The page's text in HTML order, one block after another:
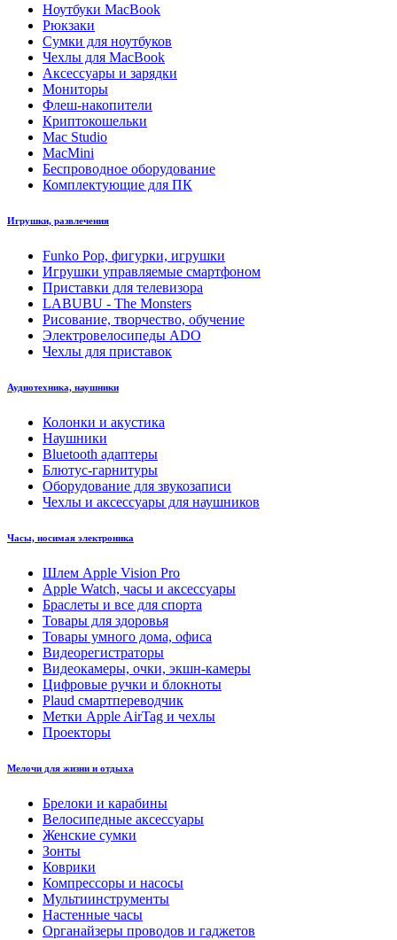
Ноутбуки MacBook
Рюкзаки
Сумки для ноутбуков
Чехлы для MacBook
Аксессуары и зарядки
Мониторы
Флеш-накопители
Криптокошельки
Mac Studio
MacMini
Беспроводное оборудование
Комплектующие для ПК
Игрушки, развлечения
Funko Pop, фигурки, игрушки
Игрушки управляемые смартфоном
Приставки для телевизора
LABUBU - The Monsters
Рисование, творчество, обучение
Электровелосипеды ADO
Чехлы для приставок
Аудиотехника, наушники
Колонки и акустика
Наушники
Bluetooth адаптеры
Блютус-гарнитуры
Оборудование для звукозаписи
Чехлы и аксессуары для наушников
Часы, носимая электроника
Шлем Apple Vision Pro
Apple Watch, часы и аксессуары
Браслеты и все для спорта
Товары для здоровья
Товары умного дома, офиса
Видеорегистраторы
Видеокамеры, очки, экшн-камеры
Цифровые ручки и блокноты
Plaud смартпереводчик
Метки Apple AirTag и чехлы
Проекторы
Мелочи для жизни и отдыха
Брелоки и карабины
Велосипедные аксессуары
Женские сумки
Зонты
Коврики
Компрессоры и насосы
Мультиинструменты
Настенные часы
Органайзеры проводов и гаджетов